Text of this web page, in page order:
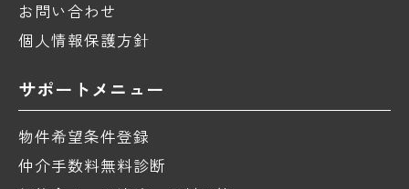
お問い合わせ
個人情報保護方針
サポートメニュー
物件希望条件登録
仲介手数料無料診断